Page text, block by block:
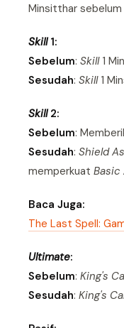
Minsitthar
Skill1:
Sebelum: Skill1
Sesudah: Skill1
Skill2:
Sebelum:
Sesudah: Shield
memperkuat
Baca Juga:
The Last Spell:
Ultimate:
Sebelum: King's
Sesudah: King's